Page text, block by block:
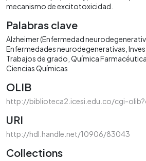
mecanismo de excitotoxicidad.
Palabras clave
Alzheimer (Enfermedad
Enfermedades neurodegenerativas
Trabajos de grado Química Farmacéutica
Ciencias Químicas
OLIB
http://biblioteca2.icesi.edu.co/cgi-
URI
http://hdl.handle.net/10906/83043
Collections